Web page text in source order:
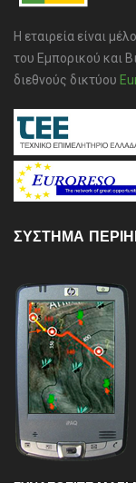
Η εταιρεία είναι
του Εμπορικού και
διεθνούς δικτύου
ΣΥΣΤΗΜΑ